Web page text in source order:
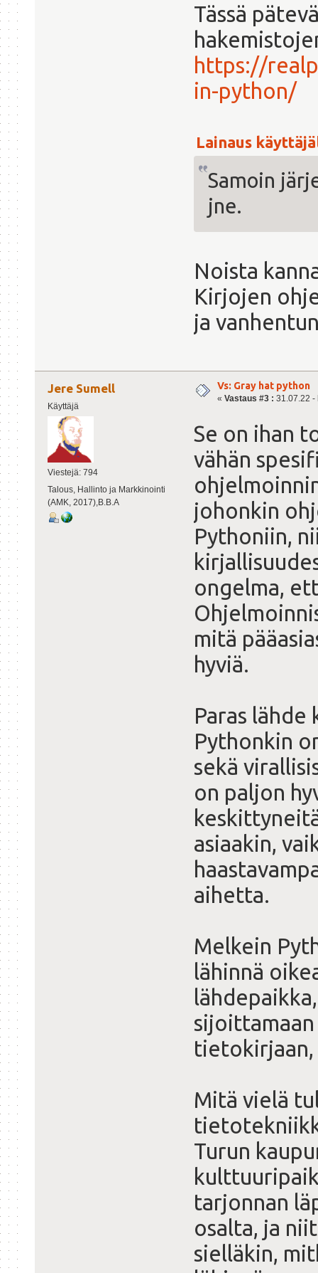
Tässä
https://
in-python/
Lainaus
Samoin
jne.
Noista
Kirjojen
ja
Jere Sumell
Käyttäjä
Viestejä: 794
Talous, Hallinto ja Markkinointi
(AMK, 2017),B.B.A
Vs: Gray hat python
« Vastaus #3 : 31.07.22 -
Se on ihan
vähän
johonkin
Pythoniin,
ongelma,
mitä
hyviä.
Paras
Pythonkin
sekä
on paljon
asiaakin,
aihetta.
Melkein
lähinnä
tietokirjaan,
Mitä vielä
Turun
tarjonnan
osalta, ja
sielläkin,